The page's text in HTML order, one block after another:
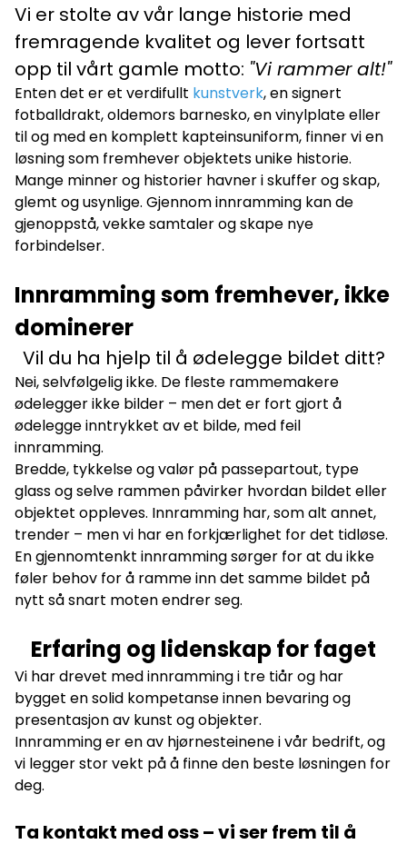
Vi er stolte av vår lange historie med
fremragende kvalitet og lever fortsatt
opp til vårt gamle motto: "Vi rammer alt!"
Enten det er et verdifullt kunstverk, en signert
fotballdrakt, oldemors barnesko, en vinylplate eller
til og med en komplett kapteinsuniform, finner vi en
løsning som fremhever objektets unike historie.
Mange minner og historier havner i skuffer og skap,
glemt og usynlige. Gjennom innramming kan de
gjenoppstå, vekke samtaler og skape nye
forbindelser.
Innramming som fremhever, ikke
dominerer
Vil du ha hjelp til å ødelegge bildet ditt?
Nei, selvfølgelig ikke. De fleste rammemakere
ødelegger ikke bilder – men det er fort gjort å
ødelegge inntrykket av et bilde, med feil
innramming.
Bredde, tykkelse og valør på passepartout, type
glass og selve rammen påvirker hvordan bildet eller
objektet oppleves. Innramming har, som alt annet,
trender – men vi har en forkjærlighet for det tidløse.
En gjennomtenkt innramming sørger for at du ikke
føler behov for å ramme inn det samme bildet på
nytt så snart moten endrer seg.
Erfaring og lidenskap for faget
Vi har drevet med innramming i tre tiår og har
bygget en solid kompetanse innen bevaring og
presentasjon av kunst og objekter.
Innramming er en av hjørnesteinene i vår bedrift, og
vi legger stor vekt på å finne den beste løsningen for
deg.
Ta kontakt med oss– vi ser frem til å